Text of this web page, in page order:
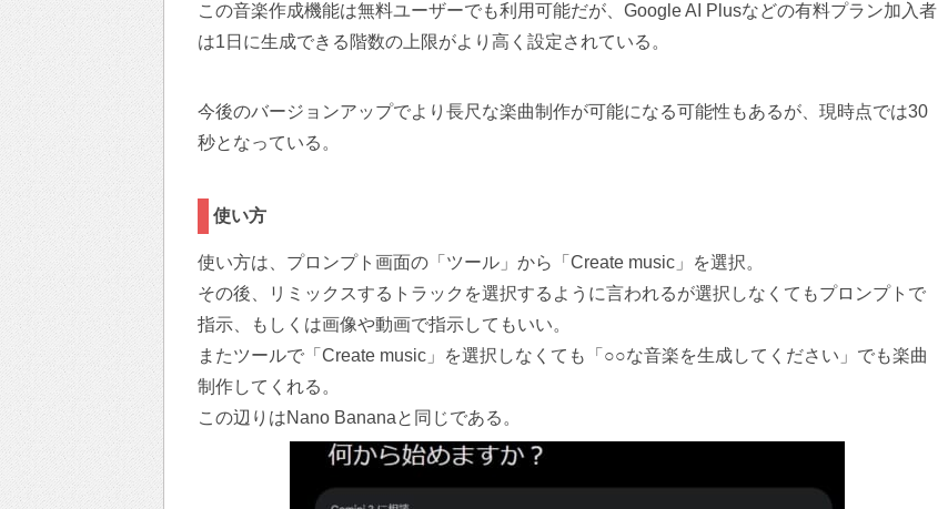
この音楽作成機能は無料ユーザーでも利用可能だが、Google AI Plusなどの有料プラン加入者
は1日に生成できる階数の上限がより高く設定されている。
今後のバージョンアップでより長尺な楽曲制作が可能になる可能性もあるが、現時点では30
秒となっている。
使い方
使い方は、プロンプト画面の「ツール」から「Create music」を選択。
その後、リミックスするトラックを選択するように言われるが選択しなくてもプロンプトで
指示、もしくは画像や動画で指示してもいい。
またツールで「Create music」を選択しなくても「○○な音楽を生成してください」でも楽曲
制作してくれる。
この辺りはNano Bananaと同じである。